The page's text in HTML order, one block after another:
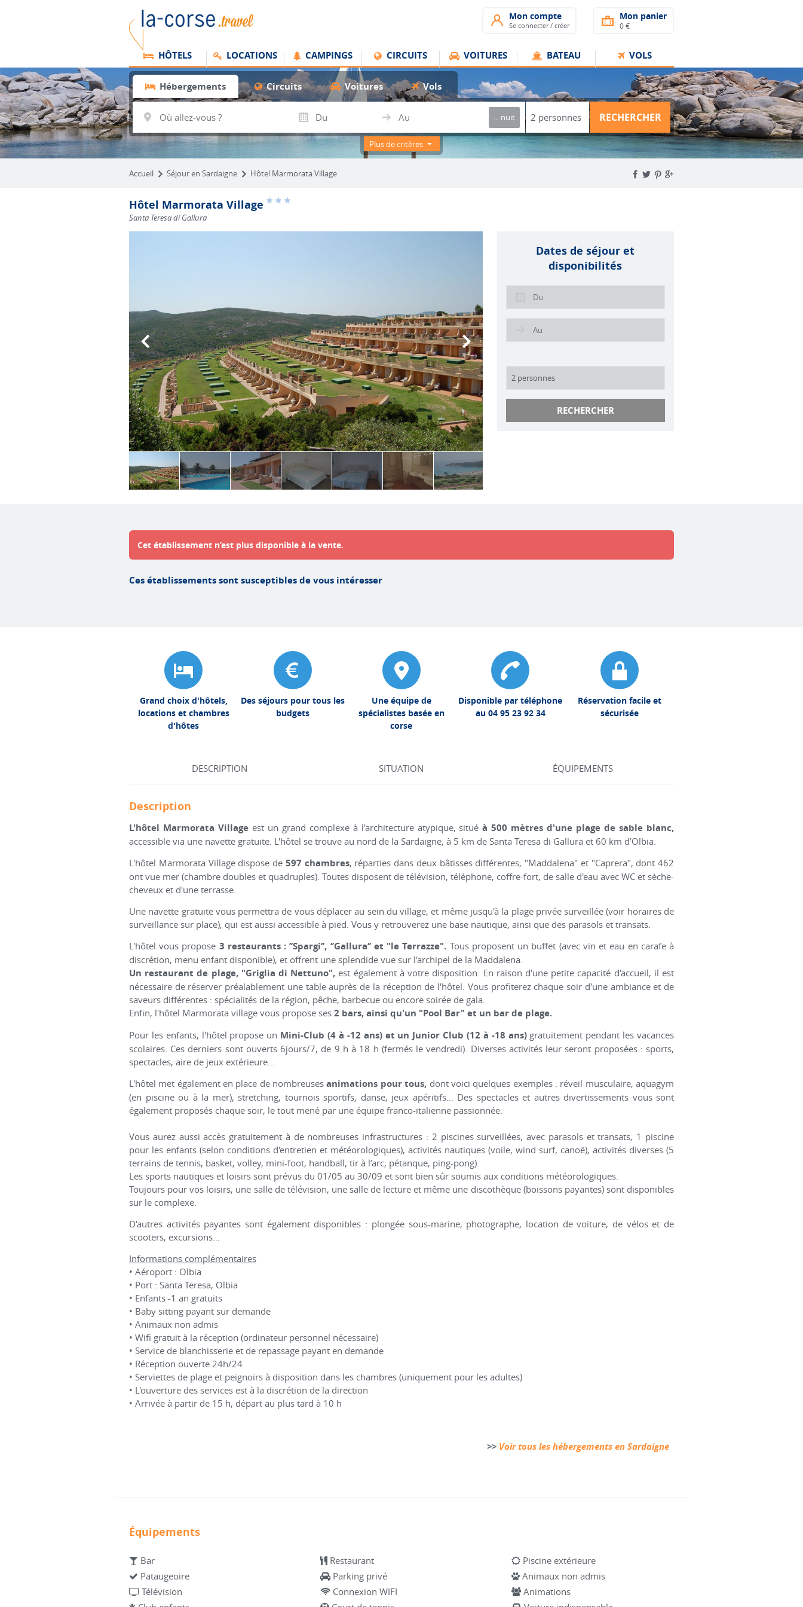
Mon compte
Se connecter / créer
Mon panier
0 €
HÔTELS LOCATIONS CAMPINGS CIRCUITS VOITURES BATEAU VOLS
Hébergements Circuits Voitures Vols
... nuit RECHERCHER
Plus de critères
Accueil Séjour en Sardaigne Hôtel Marmorata Village
Hôtel Marmorata Village
Santa Teresa di Gallura
Dates de séjour et
disponibilités
RECHERCHER
Cet établissement n’est plus disponible à la vente.
Ces établissements sont susceptibles de vous intéresser
Grand choix d'hôtels,
locations et chambres
d'hôtes
Des séjours pour tous les
budgets
Une équipe de
spécialistes basée en
corse
Disponible par téléphone
au 04 95 23 92 34
Réservation facile et
sécurisée
DESCRIPTION SITUATION ÉQUIPEMENTS
Description
L'hôtel Marmorata Villageest un grand complexe à l'architecture atypique, situé à 500 mètres d'une plage de sable blanc,
accessible via une navette gratuite. L'hôtel se trouve au nord de la Sardaigne, à 5 km de Santa Teresa di Gallura et 60 km d’Olbia.
L'hôtel Marmorata Village dispose de 597 chambres, réparties dans deux bâtisses différentes, "Maddalena" et "Caprera", dont 462
ont vue mer (chambre doubles et quadruples). Toutes disposent de télévision, téléphone, coffre-fort, de salle d'eau avec WC et sèche-
cheveux et d'une terrasse.
Une navette gratuite vous permettra de vous déplacer au sein du village, et même jusqu'à la plage privée surveillée (voir horaires de
surveillance sur place), qui est aussi accessible à pied. Vous y retrouverez une base nautique, ainsi que des parasols et transats.
L'hôtel vous propose 3 restaurants : ’’Spargi’’, ‘’Gallura‘’ et "le Terrazze". Tous proposent un buffet (avec vin et eau en carafe à
discrétion, menu enfant disponible), et offrent une splendide vue sur l'archipel de la Maddalena.
Un restaurant de plage, "Griglia di Nettuno", est également à votre disposition. En raison d'une petite capacité d'accueil, il est
nécessaire de réserver préalablement une table auprès de la réception de l'hôtel. Vous profiterez chaque soir d'une ambiance et de
saveurs différentes : spécialités de la région, pêche, barbecue ou encore soirée de gala.
Enfin, l'hôtel Marmorata village vous propose ses 2 bars, ainsi qu'un "Pool Bar" et un bar de plage.
Pour les enfants, l'hôtel propose un Mini-Club (4 à -12 ans) et un Junior Club (12 à -18 ans)gratuitement pendant les vacances
scolaires. Ces derniers sont ouverts 6jours/7, de 9 h à 18 h (fermés le vendredi). Diverses activités leur seront proposées : sports,
spectacles, aire de jeux extérieure…
L'hôtel met également en place de nombreusesanimations pour tous, dont voici quelques exemples : réveil musculaire, aquagym
(en piscine ou à la mer), stretching, tournois sportifs, danse, jeux apéritifs… Des spectacles et autres divertissements vous sont
également proposés chaque soir, le tout mené par une équipe franco-italienne passionnée.
Vous aurez aussi accès gratuitement à de nombreuses infrastructures : 2 piscines surveillées, avec parasols et transats, 1 piscine
pour les enfants (selon conditions d'entretien et météorologiques), activités nautiques (voile, wind surf, canoë), activités diverses (5
terrains de tennis, basket, volley, mini-foot, handball, tir à l’arc, pétanque, ping-pong).
Les sports nautiques et loisirs sont prévus du 01/05 au 30/09 et sont bien sûr soumis aux conditions météorologiques.
Toujours pour vos loisirs, une salle de télévision, une salle de lecture et même une discothèque (boissons payantes) sont disponibles
sur le complexe.
D'autres activités payantes sont également disponibles : plongée sous-marine, photographe, location de voiture, de vélos et de
scooters, excursions…
Informations complémentaires
• Aéroport : Olbia
• Port : Santa Teresa, Olbia
• Enfants -1 an gratuits
• Baby sitting payant sur demande
• Animaux non admis
• Wifi gratuit à la réception (ordinateur personnel nécessaire)
• Service de blanchisserie et de repassage payant en demande
• Réception ouverte 24h/24
• Serviettes de plage et peignoirs à disposition dans les chambres (uniquement pour les adultes)
• L'ouverture des services est à la discrétion de la direction
• Arrivée à partir de 15 h, départ au plus tard à 10 h
>> Voir tous les hébergements en Sardaigne
Équipements
Bar Restaurant
Piscine extérieure
Pataugeoire
Parking privé
Animaux non admis
Télévision
Connexion WIFI
Animations